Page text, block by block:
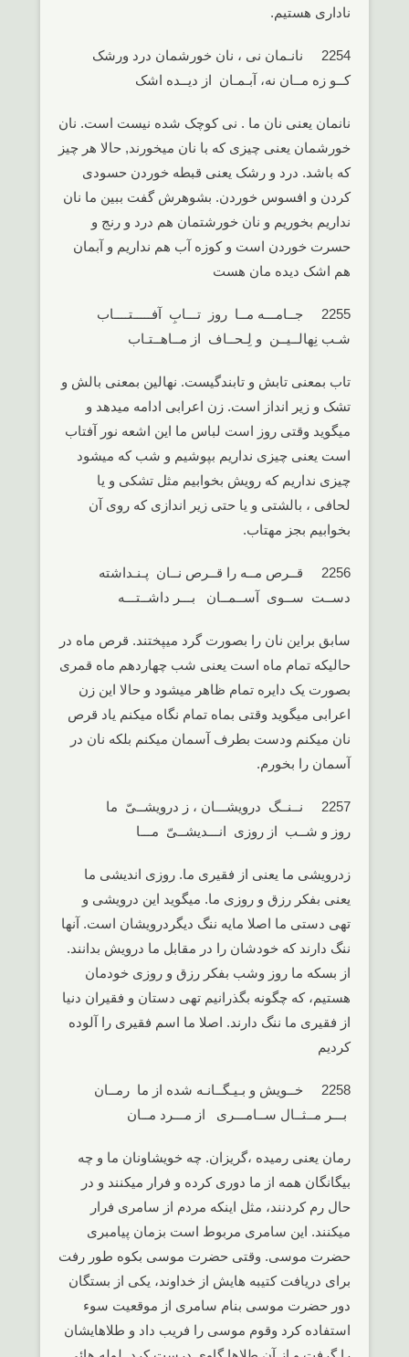
ناداری هستیم.
2254 نانـمان نی ، نان خورشمان درد ورشک
کــو زه مــان نه، آبـمـان از دیــده اشک
نانمان یعنی نان ما . نی کوچک شده نیست است. نان
خورشمان یعنی چیزی که با نان میخورند, حالا هر چیز
که باشد. درد و رشک یعنی قبطه خوردن حسودی
کردن و افسوس خوردن. بشوهرش گفت ببین ما نان
نداریم بخوریم و نان خورشتمان هم درد و رنج و
حسرت خوردن است و کوزه آب هم نداریم و آبمان
هم اشک دیده مان هست
2255 جــامـــه مــا روز تـــابِ آفـــــتــــاب
شـب نِهالــیــن و لِـحــاف از مــاهــتـاب
تاب بمعنی تابش و تابندگیست. نهالین بمعنی بالش و
تشک و زیر انداز است. زن اعرابی ادامه میدهد و
میگوید وقتی روز است لباس ما این اشعه نور آفتاب
است یعنی چیزی نداریم بپوشیم و شب که میشود
چیزی نداریم که رویش بخوابیم مثل تشکی و یا
لحافی ، بالشتی و یا حتی زیر اندازی که روی آن
بخوابیم بجز مهتاب.
2256 قــرص مــه را قــرص نــان پـنـداشته
دســت ســوی آســمــان بـــر داشــتـــه
سابق براین نان را بصورت گرد میپختند. قرص ماه در
حالیکه تمام ماه است یعنی شب چهاردهم ماه قمری
بصورت یک دایره تمام ظاهر میشود و حالا این زن
اعرابی میگوید وقتی بماه تمام نگاه میکنم یاد قرص
نان میکنم ودست بطرف آسمان میکنم بلکه نان در
آسمان را بخورم.
2257 نــنــگ درویشـــان ، ز درویشــیّ ما
روز و شــب از روزی انـــدیشــیّ مـــا
زدرویشی ما یعنی از فقیری ما. روزی اندیشی ما
یعنی بفکر رزق و روزی ما. میگوید این درویشی و
تهی دستی ما اصلا مایه ننگ دیگردرویشان است. آنها
ننگ دارند که خودشان را در مقابل ما درویش بدانند.
از بسکه ما روز وشب بفکر رزق و روزی خودمان
هستیم، که چگونه بگذرانیم تهی دستان و فقیران دنیا
از فقیری ما ننگ دارند. اصلا ما اسم فقیری را آلوده
کردیم
2258 خــویش و بـیـگــانـه شده از ما رمــان
بـــر مــثــال ســامـــری از مـــرد مــان
رمان یعنی رمیده ،گریزان. چه خویشاونان ما و چه
بیگانگان همه از ما دوری کرده و فرار میکنند و در
حال رم کردنند، مثل اینکه مردم از سامری فرار
میکنند. این سامری مربوط است بزمان پیامبری
حضرت موسی. وقتی حضرت موسی بکوه طور رفت
برای دریافت کتیبه هایش از خداوند، یکی از بستگان
دور حضرت موسی بنام سامری از موقعیت سوء
استفاده کرد وقوم موسی را فریب داد و طلاهایشان